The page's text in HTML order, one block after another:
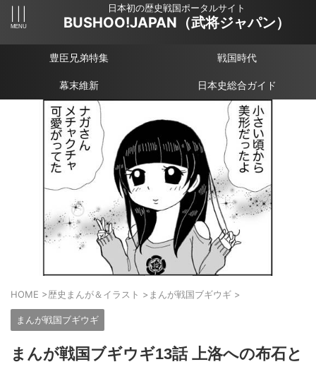
日本初の歴史戦国ポータルサイト
BUSHOO!JAPAN（武将ジャパン）
豊臣兄弟特集 戦国時代
幕末維新 日本史総合ガイド
HOME >歴史まんが＆イラスト > まんが戦国ブギウギ >
まんが戦国ブギウギ
まんが戦国ブギウギ13話 上洛への布石と